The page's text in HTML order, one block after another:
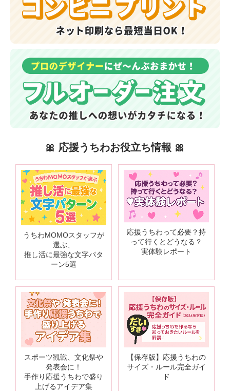
🎀 応援うちわお役立ち情報 🎀
うちわMOMOスタッフが
選ぶ、
推し活に最強な文字パタ
ーン5選
応援うちわって必要？持
って行くとどうなる？
実体験レポート
スポーツ観戦、文化祭や
発表会に！
手作り応援うちわで盛り
上げるアイデア集
【保存版】応援うちわの
サイズ・ルール完全ガイ
ド